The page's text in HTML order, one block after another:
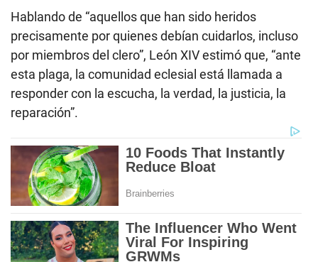
Hablando de “aquellos que han sido heridos
precisamente por quienes debían cuidarlos, incluso
por miembros del clero”, León XIV estimó que, “ante
esta plaga, la comunidad eclesial está llamada a
responder con la escucha, la verdad, la justicia, la
reparación”.